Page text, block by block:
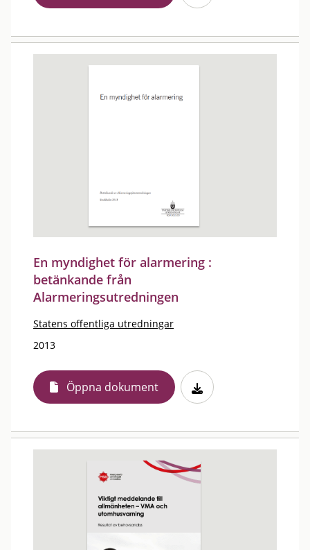
En myndighet för alarmering :
betänkande från
Alarmeringsutredningen
Statens offentliga utredningar
2013
Öppna dokument